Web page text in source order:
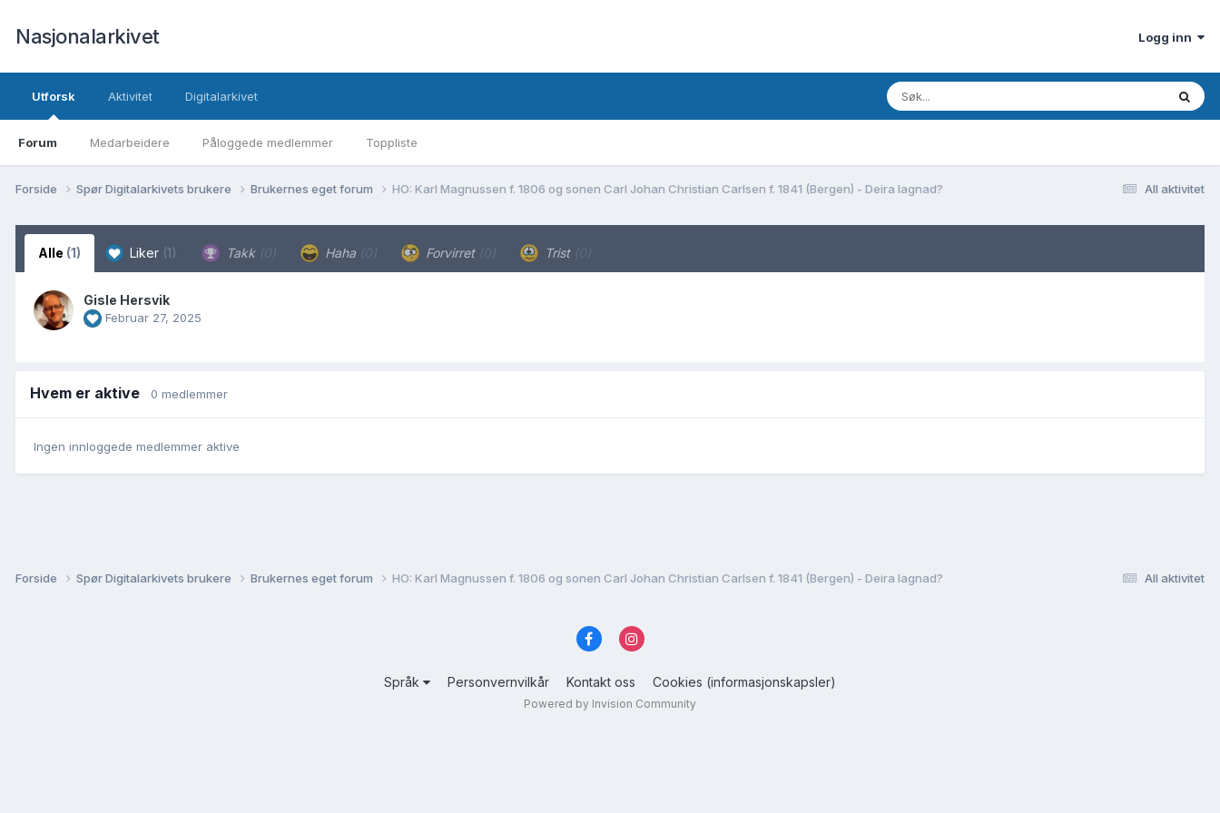
Nasjonalarkivet Logg inn
Utforsk
Forum Medarbeidere Påloggede medlemmer Toppliste
Aktivitet Digitalarkivet
All aktivitet
Forside Spør Digitalarkivets brukere Brukernes eget forum HO: Karl Magnussen f. 1806 og sonen Carl Johan Christian Carlsen f. 1841 (Bergen) - Deira lagnad?
Alle (1) Liker (1) Takk (0) Haha (0) Forvirret (0) Trist (0)
Gisle Hersvik
Februar 27, 2025
Hvem er aktive 0 medlemmer
Ingen innloggede medlemmer aktive
All aktivitet
Forside Spør Digitalarkivets brukere Brukernes eget forum HO: Karl Magnussen f. 1806 og sonen Carl Johan Christian Carlsen f. 1841 (Bergen) - Deira lagnad?
Språk Personvernvilkår Kontakt oss Cookies (informasjonskapsler)
Powered by Invision Community